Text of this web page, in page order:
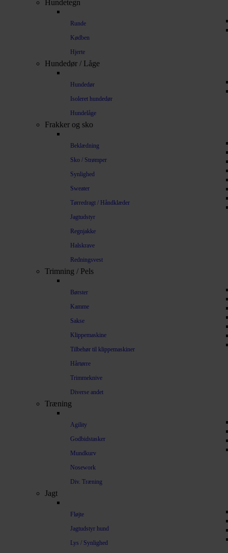
Hundetegn
Runde
Kødben
Hjerte
Hundedør / Låge
Hundedør
Isoleret hundedør
Hundelåge
Frakker og sko
Beklædning
Sko / Strømper
Synlighed
Sweater
Tørredragt / Håndklæder
Jagtudstyr
Regnjakke
Halskrave
Redningsvest
Trimning / Pels
Børster
Kamme
Sakse
Klippemaskine
Tilbehør til klippemaskiner
Hårtørre
Trimmeknive
Diverse andet
Træning
Agility
Godbidstasker
Mundkurv
Nosework
Div. Træning
Jagt
Fløjte
Jagtudstyr hund
Lys / Synlighed